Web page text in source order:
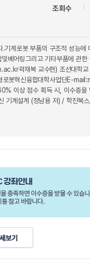
조회수
계로봇 부품의 구조적 성능
베어링그리고 기타부품에 관
곽재복 교수현) 조선대
봇혁신융합대학사업단E-
이상 점수 획득 시, 이수증을
기계설계 (정남용 저) / 학진